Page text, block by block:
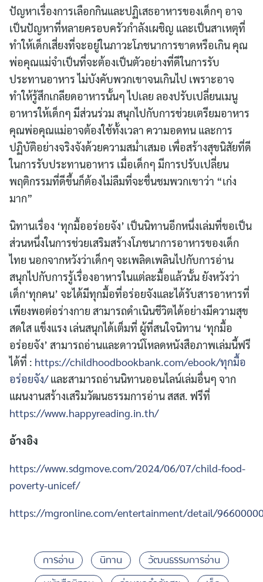
Search
for:
ปัญหาเรื่องการเลือกกินและปฏิเสธอาหารของเด็กๆ อาจ
เป็นปัญหาที่หลายครอบครัวกำลังเผชิญ และเป็นสาเหตุที่
ทำให้เด็กเสี่ยงที่จะอยู่ในภาวะโภชนาการขาดหรือเกิน คุณ
พ่อคุณแม่จำเป็นที่จะต้องเป็นตัวอย่างที่ดีในการรับ
ประทานอาหาร ไม่บังคับพวกเขาจนเกินไป เพราะอาจ
ทำให้รู้สึกเกลียดอาหารนั้นๆ ไปเลย ลองปรับเปลี่ยนเมนู
อาหารให้เด็กๆ มีส่วนร่วม สนุกไปกับการช่วยเตรียมอาหาร
คุณพ่อคุณแม่อาจต้องใช้ทั้งเวลา ความอดทน และการ
ปฏิบัติอย่างจริงจังด้วยความสม่ำเสมอ เพื่อสร้างสุขนิสัยที่ดี
ในการรับประทานอาหาร เมื่อเด็กๆ มีการปรับเปลี่ยน
พฤติกรรมที่ดีขึ้นก็ต้องไม่ลืมที่จะชื่นชมพวกเขาว่า “เก่ง
มาก”
นิทานเรื่อง ‘ทุกมื้ออร่อยจัง’ เป็นนิทานอีกหนึ่งเล่มที่ขอเป็น
ส่วนหนึ่งในการช่วยเสริมสร้างโภชนาการอาหารของเด็ก
ไทย นอกจากหวังว่าเด็กๆ จะเพลิดเพลินไปกับการอ่าน
สนุกไปกับการรู้เรื่องอาหารในแต่ละมื้อแล้วนั้น ยังหวังว่า
เด็ก‘ทุกคน’ จะได้มีทุกมื้อที่อร่อยจังและได้รับสารอาหารที่
เพียงพอต่อร่างกาย สามารถดำเนินชีวิตได้อย่างมีความสุข
สดใส แข็งแรง เล่นสนุกได้เต็มที่ ผู้ที่สนใจนิทาน ‘ทุกมื้อ
อร่อยจัง’ สามารถอ่านและดาวน์โหลดหนังสือภาพเล่มนี้ฟรี
ได้ที่ : https://childhoodbookbank.com/ebook/ทุกมื้อ
อร่อยจัง/และสามารถอ่านนิทานออนไลน์เล่มอื่นๆ จาก
แผนงานสร้างเสริมวัฒนธรรมการอ่าน สสส. ฟรีที่
https://www.happyreading.in.th/
อ้างอิง
https://www.sdgmove.com/2024/06/07/child-food-
poverty-unicef/
https://mgronline.com/entertainment/detail/
การอ่าน นิทาน
วัฒนธรรมการอ่าน